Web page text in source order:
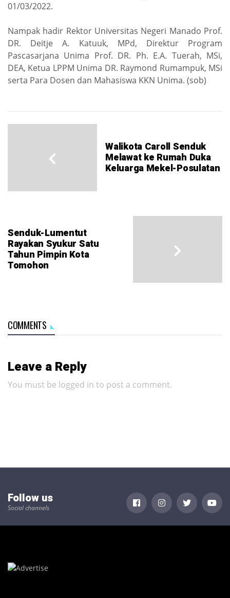
01/03/2022.
Nampak hadir Rektor Universitas Negeri Manado Prof.
DR. Deitje A. Katuuk, MPd, Direktur Program
Pascasarjana Unima Prof. DR. Ph. E.A. Tuerah, MSi,
DEA, Ketua LPPM Unima DR. Raymond Rumampuk, MSi
serta Para Dosen dan Mahasiswa KKN Unima. (sob)
Walikota Caroll Senduk
Melawat ke Rumah Duka
Keluarga Mekel-Posulatan
Senduk-Lumentut
Rayakan Syukur Satu
Tahun Pimpin Kota
Tomohon
COMMENTS
Leave a Reply
You must be logged in to post a comment.
Follow us
Social channels